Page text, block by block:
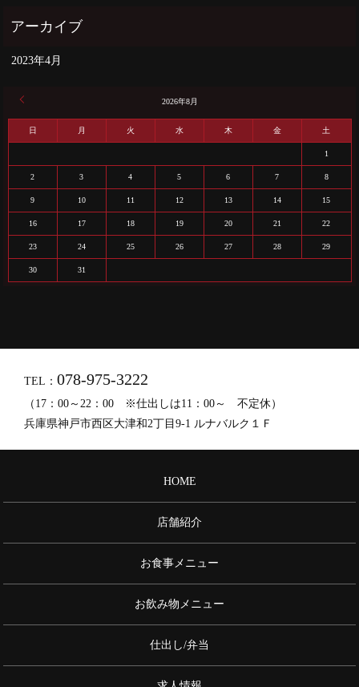
2023年4月
2026年8月
日 月 火 水 木 金 土
1
2 3 4 5 6 7 8
9 10 11 12 13 14 15
16 17 18 19 20 21 22
23 24 25 26 27 28 29
30 31
TEL： 078-975-3222
（17：00～22：00 ※仕出しは11：00～ 不定休）
兵庫県神戸市西区大津和2丁目9-1 ルナバルク１Ｆ
HOME
店舗紹介
お食事メニュー
お飲み物メニュー
仕出し/弁当